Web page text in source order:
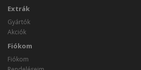
Extrák
Gyártók
Akciók
Fiókom
Fiókom